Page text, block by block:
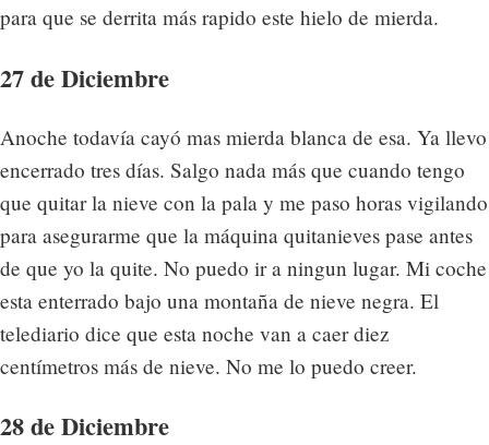
para que se derrita más rapido este hielo de mierda.
27 de Diciembre
Anoche todavía cayó mas mierda blanca de esa. Ya llevo
encerrado tres días. Salgo nada más que cuando tengo
que quitar la nieve con la pala y me paso horas vigilando
para asegurarme que la máquina quitanieves pase antes
de que yo la quite. No puedo ir a ningun lugar. Mi coche
esta enterrado bajo una montaña de nieve negra. El
telediario dice que esta noche van a caer diez
centímetros más de nieve. No me lo puedo creer.
28 de Diciembre